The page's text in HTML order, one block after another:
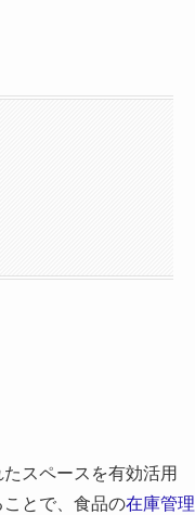
スペースを有効活用
とで、食品の在庫管理